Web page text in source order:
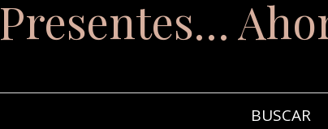
Presentes…